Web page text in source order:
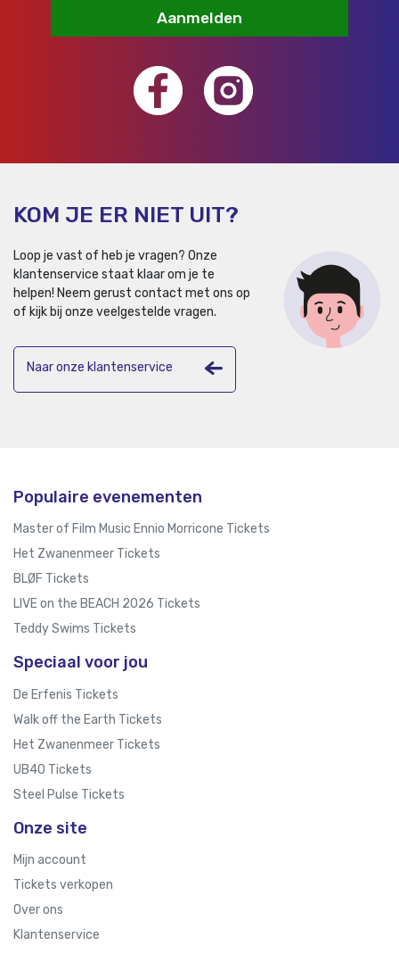
Aanmelden
KOM JE ER NIET UIT?
Loop je vast of heb je vragen? Onze
klantenservice staat klaar om je te
helpen! Neem gerust contact met ons op
of kijk bij onze veelgestelde vragen.
Naar onze klantenservice
Populaire evenementen
Master of Film Music Ennio Morricone Tickets
Het Zwanenmeer Tickets
BLØF Tickets
LIVE on the BEACH 2026 Tickets
Teddy Swims Tickets
Speciaal voor jou
De Erfenis Tickets
Walk off the Earth Tickets
Het Zwanenmeer Tickets
UB40 Tickets
Steel Pulse Tickets
Onze site
Mijn account
Tickets verkopen
Over ons
Klantenservice